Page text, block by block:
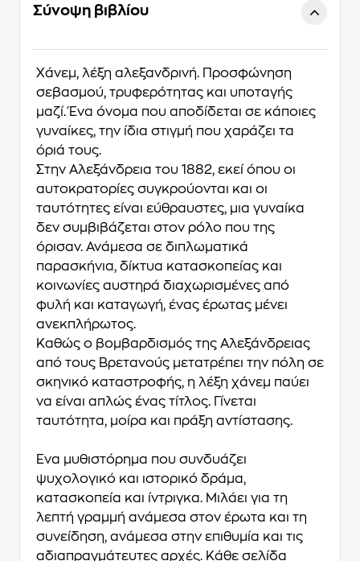
Σύνοψη βιβλίου
Χάνεμ, λέξη αλεξανδρινή. Προσφώνηση
σεβασμού, τρυφερότητας και υποταγής
μαζί. Ένα όνομα που αποδίδεται σε κάποιες
γυναίκες, την ίδια στιγμή που χαράζει τα
όριά τους.
Στην Αλεξάνδρεια του 1882, εκεί όπου οι
αυτοκρατορίες συγκρούονται και οι
ταυτότητες είναι εύθραυστες, μια γυναίκα
δεν συμβιβάζεται στον ρόλο που της
όρισαν. Ανάμεσα σε διπλωματικά
παρασκήνια, δίκτυα κατασκοπείας και
κοινωνίες αυστηρά διαχωρισμένες από
φυλή και καταγωγή, ένας έρωτας μένει
ανεκπλήρωτος.
Καθώς ο βομβαρδισμός της Αλεξάνδρειας
από τους Βρετανούς μετατρέπει την πόλη σε
σκηνικό καταστροφής, η λέξη χάνεμ παύει
να είναι απλώς ένας τίτλος. Γίνεται
ταυτότητα, μοίρα και πράξη αντίστασης.
Ένα μυθιστόρημα που συνδυάζει
ψυχολογικό και ιστορικό δράμα,
κατασκοπεία και ίντριγκα. Μιλάει για τη
λεπτή γραμμή ανάμεσα στον έρωτα και τη
συνείδηση, ανάμεσα στην επιθυμία και τις
αδιαπραγμάτευτες αρχές. Κάθε σελίδα